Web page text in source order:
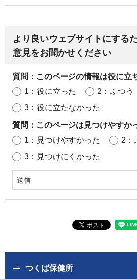
より良いウェブサイトにする
意見をお聞かせください
質問：このページの情報は役に立
1：役に立った
2：ふつう
3：役に立たなかった
質問：このページは見つけやすか
1：見つけやすかった
2：
3：見つけにくかった
つくば保健所